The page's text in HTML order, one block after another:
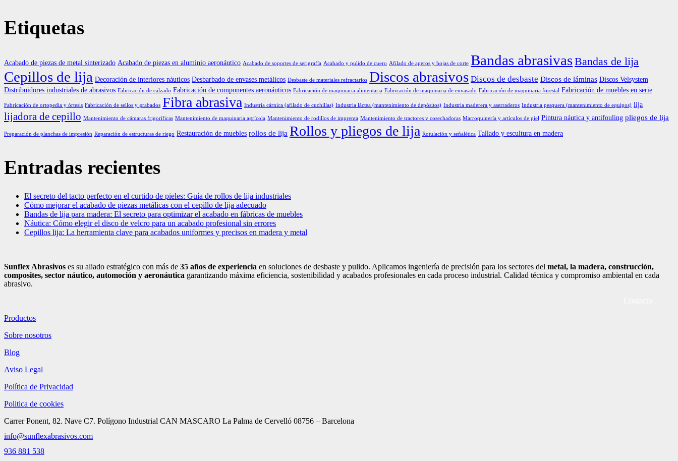
Etiquetas
Acabado de piezas de metal sinterizado Acabado de piezas en aluminio aeronáutico Acabado de soportes de serigrafía Acabado y pulido de cuero Afilado de aperos y hojas de corte Bandas abrasivasBandas de lija
Cepillos de lija Decoración de interiores náuticos Desbarbado de envases metálicos Desbaste de materiales refractarios Discos abrasivos Discos de desbaste Discos de láminas Discos Velsystem
Distribuidores industriales de abrasivos Fabricación de calzado Fabricación de componentes aeronáuticos Fabricación de maquinaria alimentaria Fabricación de maquinaria de envasado Fabricación de maquinaria forestal Fabricación de muebles en serie
Fabricación de ortopedia y órtesis Fabricación de sellos y grabados Fibra abrasiva Industria cárnica (afilado de cuchillas) Industria láctea (mantenimiento de depósitos) Industria maderera y aserraderos Industria pesquera (mantenimiento de equipos) lija
lijadora de cepillo Mantenimiento de cámaras frigoríficas Mantenimiento de maquinaria agrícola Mantenimiento de rodillos de imprenta Mantenimiento de tractores y cosechadoras Marroquinería y artículos de piel Pintura náutica y antifouling pliegos de lija
Preparación de planchas de impresión Reparación de estructuras de riego Restauración de muebles rollos de lija Rollos y pliegos de lija Rotulación y señalética Tallado y escultura en madera
Entradas recientes
El secreto del tacto perfecto en el curtido de pieles: Guía de rollos de lija industriales
Cómo mejorar el acabado de piezas metálicas con el cepillo de lija adecuado
Bandas de lija para madera: El secreto para optimizar el acabado en fábricas de muebles
Náutica: Cómo elegir el disco de velcro para un acabado profesional sin errores
Cepillos lija: La herramienta clave para acabados uniformes y precisos en madera y metal
Sunflex Abrasivos es su aliado estratégico con más de 35 años de experiencia en soluciones de desbaste y pulido. Aplicamos ingeniería de precisión para los sectores del metal, la madera, construcción,
composites, sector náutico, automoción y aeronáutica garantizando máxima eficiencia, sostenibilidad y acabados profesionales en cada proceso industrial. Calidad técnica y compromiso ambiental en cada
abrasivo.
Productos
Sobre nosotros
Blog
Aviso Legal
Política de Privacidad
Politica de cookies
Carrer Ponent, 82. Nave C7. Polígono Industrial CAN MASCARO La Palma de Cervelló 08756 – Barcelona
info@sunflexabrasivos.com
936 881 538